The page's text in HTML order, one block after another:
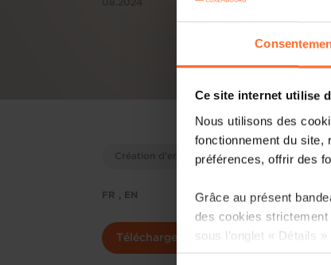
Ce site internet utilise
Nous utilisons des
fonctionnement du site,
préférences, offrir des
Grâce au présent
des cookies
sous l’onglet « Détails »
Création d'entreprise Guides pratiques
FR , EN
Télécharger